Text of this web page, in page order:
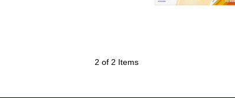
2 of 2 Items